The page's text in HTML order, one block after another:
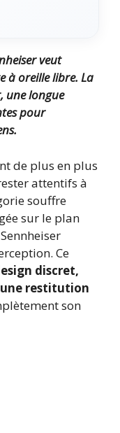
veut
à oreille libre. La
une longue
pour
de plus en plus
attentifs à
souffre
sur le plan
Ce
discret,
restitution
son